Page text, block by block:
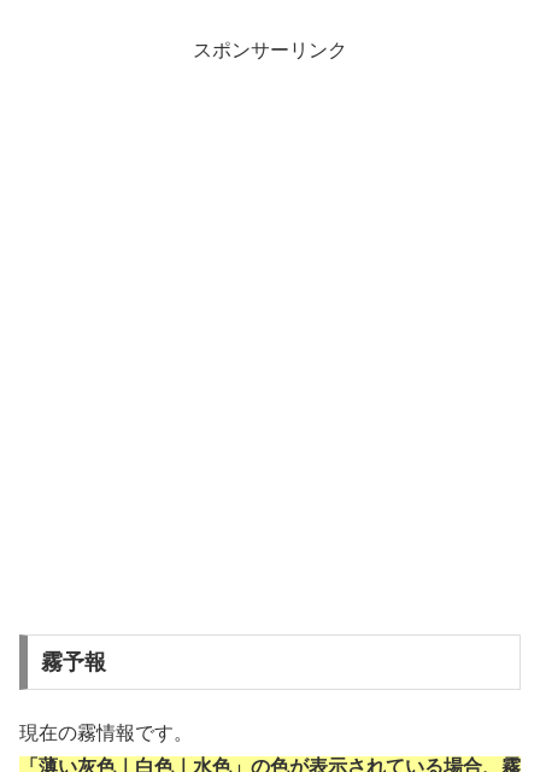
スポンサーリンク
霧予報
現在の霧情報です。
「薄い灰色｜白色｜水色」の色が表示されている場合、霧